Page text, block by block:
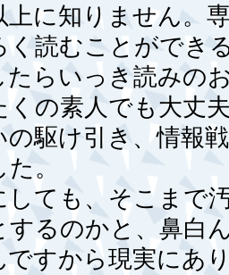
上に知りません。
く読むことができ
たらいっき読みの
くの素人でも大丈
の駆け引き、情報
。
ても、そこまで
するのかと、鼻白
ですから現実にあ